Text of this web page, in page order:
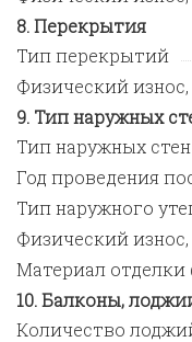
Перекрытия
Тип перекрытий
Физический износ,
Тип наружных
Тип наружных стен
Год проведения
Тип наружного
Физический износ,
Материал отделки
Балконы,
Количество